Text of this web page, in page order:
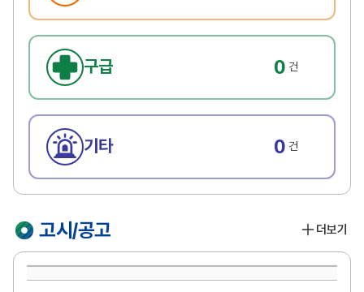
구급 0 건
기타 0 건
고시/공고 더보기